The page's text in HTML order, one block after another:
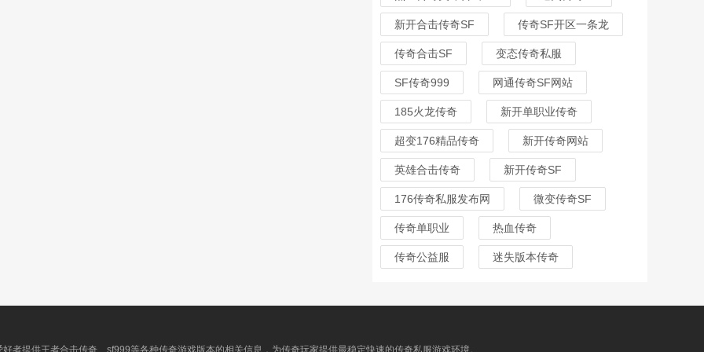
新开合击传奇SF 传奇SF开区一条龙
传奇合击SF 变态传奇私服
SF传奇999 网通传奇SF网站
185火龙传奇 新开单职业传奇
超变176精品传奇 新开传奇网站
英雄合击传奇 新开传奇SF
176传奇私服发布网 微变传奇SF
传奇单职业 热血传奇
传奇公益服 迷失版本传奇
者提供王者合击传奇、sf999等各种传奇游戏版本的相关信息，为传奇玩家提供最稳定快速的传奇私服游戏环境。